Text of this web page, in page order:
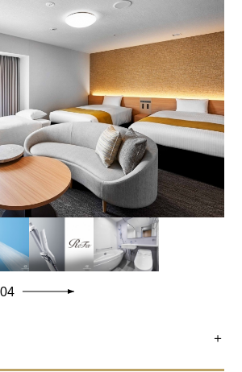
可
部屋に幅122cmのベッド 2台用意ハリ
です
、友人、カップルのご利用のおすす
PURE(シャワー)」設置。淀みの
のこだわり、やさしく汚れを落と
、うるおいを与えます。
CURL IRON(カールアイロン)」設
術でプロの技をテクノロジーで再
ニティ
04
＋